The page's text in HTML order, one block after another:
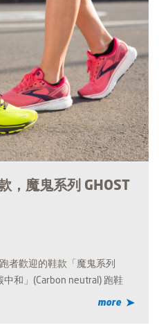
，魔鬼系列 GHOST
者歡迎的鞋款「魔鬼系列
中和」(Carbon neutral) 跑鞋
more